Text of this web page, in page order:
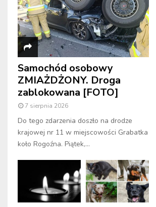
Samochód osobowy
ZMIAŻDŻONY. Droga
zablokowana [FOTO]
7 sierpnia 2026
Do tego zdarzenia doszło na drodze
krajowej nr 11 w miejscowości Grabatka
koło Rogoźna. Piątek,...